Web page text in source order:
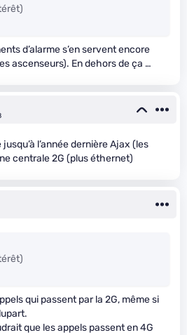
d’alarme s’en servent encore
ascenseurs). En dehors de ça …
l’année dernière Ajax (les
centrale 2G (plus éthernet)
qui passent par la 2G, même si
que les appels passent en 4G